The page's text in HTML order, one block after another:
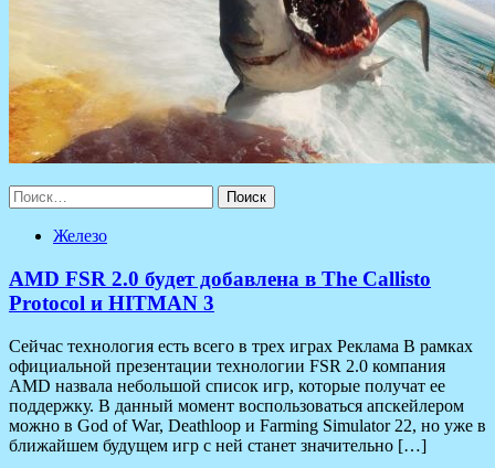
Найти:
Железо
AMD FSR 2.0 будет добавлена в The Callisto
Protocol и HITMAN 3
Сейчас технология есть всего в трех играх Реклама В рамках
официальной презентации технологии FSR 2.0 компания
AMD назвала небольшой список игр, которые получат ее
поддержку. В данный момент воспользоваться апскейлером
можно в God of War, Deathloop и Farming Simulator 22, но уже в
ближайшем будущем игр с ней станет значительно […]